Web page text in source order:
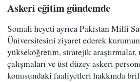
Askeri eğitim gündemde
Somali heyeti ayrıca Pakistan Milli
Üniversitesini ziyaret ederek
yükseköğretim, stratejik
çalışmaları ve üst düzey askeri
konusundaki faaliyetleri hakkında